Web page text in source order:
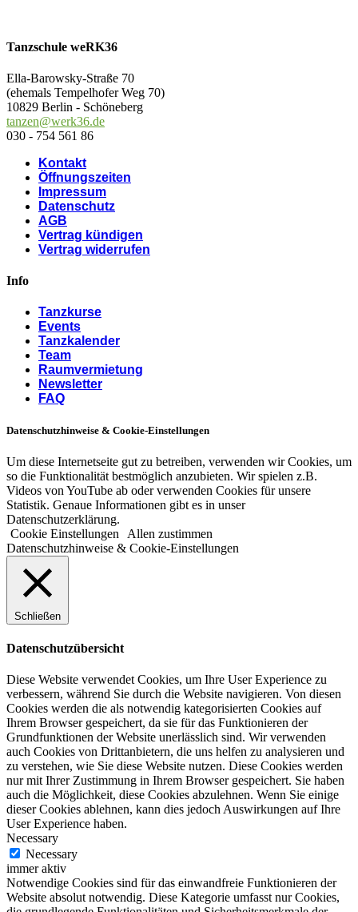
Tanzschule weRK36
Ella-Barowsky-Straße 70
(ehemals Tempelhofer Weg 70)
10829 Berlin - Schöneberg
tanzen@werk36.de
030 - 754 561 86
Kontakt
Öffnungszeiten
Impressum
Datenschutz
AGB
Vertrag kündigen
Vertrag widerrufen
Info
Tanzkurse
Events
Tanzkalender
Team
Raumvermietung
Newsletter
FAQ
Datenschutzhinweise & Cookie-Einstellungen
Um diese Internetseite gut zu betreiben, verwenden wir Cookies, um
so die Funktionalität bestmöglich anzubieten. Wir spielen z.B.
Videos von YouTube ab oder verwenden Cookies für unsere
Statistik. Genaue Informationen gibt es in unser
Datenschutzerklärung.
Cookie Einstellungen
Allen zustimmen
Datenschutzhinweise & Cookie-Einstellungen
Schließen
Datenschutzübersicht
Diese Website verwendet Cookies, um Ihre User Experience zu
verbessern, während Sie durch die Website navigieren. Von diesen
Cookies werden die als notwendig kategorisierten Cookies auf
Ihrem Browser gespeichert, da sie für das Funktionieren der
Grundfunktionen der Website unerlässlich sind. Wir verwenden
auch Cookies von Drittanbietern, die uns helfen zu analysieren und
zu verstehen, wie Sie diese Website nutzen. Diese Cookies werden
nur mit Ihrer Zustimmung in Ihrem Browser gespeichert. Sie haben
auch die Möglichkeit, diese Cookies abzulehnen. Wenn Sie einige
dieser Cookies ablehnen, kann dies jedoch Auswirkungen auf Ihre
User Experience haben.
Necessary
Necessary
immer aktiv
Notwendige Cookies sind für das einwandfreie Funktionieren der
Website absolut notwendig. Diese Kategorie umfasst nur Cookies,